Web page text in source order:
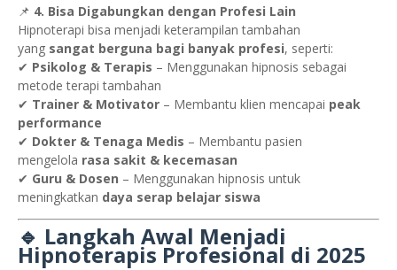
📌 4. Bisa Digabungkan dengan Profesi Lain
Hipnoterapi bisa menjadi keterampilan tambahan
yang sangat berguna bagi banyak profesi, seperti:
✔ Psikolog & Terapis – Menggunakan hipnosis sebagai
metode terapi tambahan
✔ Trainer & Motivator – Membantu klien mencapai peak
performance
✔ Dokter & Tenaga Medis – Membantu pasien
mengelola rasa sakit & kecemasan
✔ Guru & Dosen – Menggunakan hipnosis untuk
meningkatkan daya serap belajar siswa
🔹 Langkah Awal Menjadi
Hipnoterapis Profesional di 2025